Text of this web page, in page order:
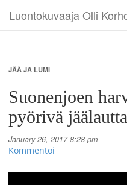
Luontokuvaaja Olli
JÄÄ JA LUMI
Suonenjoen
pyörivä
January 26, 2017 8:28 pm
Kommentoi